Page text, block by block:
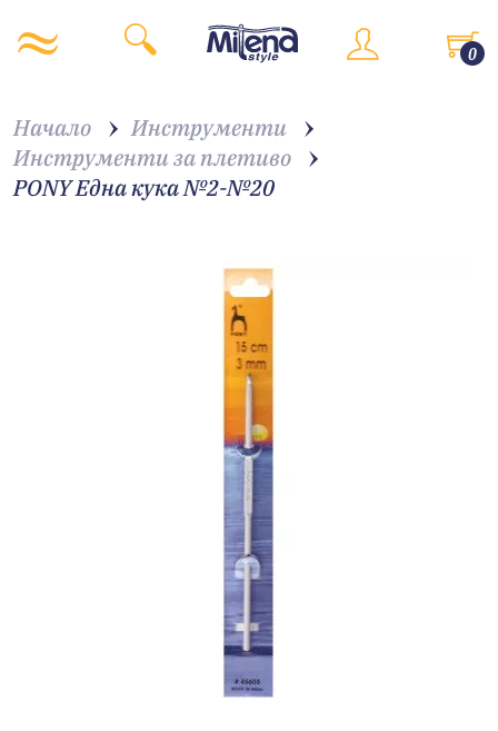
0
Начало
Инструменти
Инструменти за плетиво
PONY Една кука №2-№20